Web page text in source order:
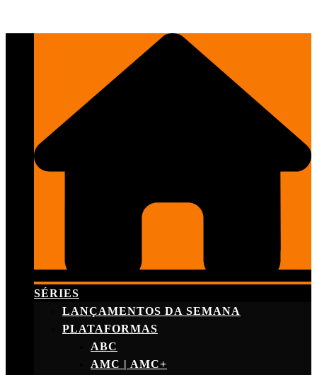
SÉRIES
LANÇAMENTOS DA SEMANA
PLATAFORMAS
ABC
AMC | AMC+